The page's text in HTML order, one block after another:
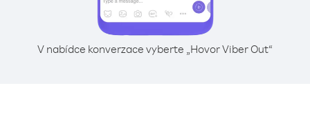
V nabídce konverzace vyberte „Hovor Viber Out“